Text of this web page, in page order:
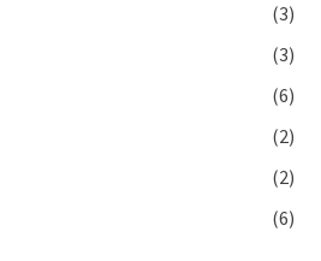
(3)
(3)
(6)
(2)
(2)
(6)